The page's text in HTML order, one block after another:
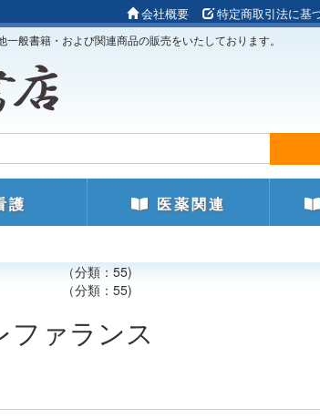
会社概要 特定商取引法に基
般書籍・および関連商品の販売をいたしております。
護 医薬関連
ス （分類：55)
ス （分類：55)
ットレファラ